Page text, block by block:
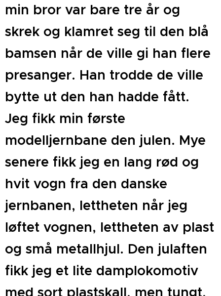
min bror var bare tre år og
skrek og klamret seg til den blå
bamsen når de ville gi han flere
presanger. Han trodde de ville
bytte ut den han hadde fått.
Jeg fikk min første
modelljernbane den julen. Mye
senere fikk jeg en lang rød og
hvit vogn fra den danske
jernbanen, lettheten når jeg
løftet vognen, lettheten av plast
og små metallhjul. Den julaften
fikk jeg et lite damplokomotiv
med sort plastskall, men tungt,